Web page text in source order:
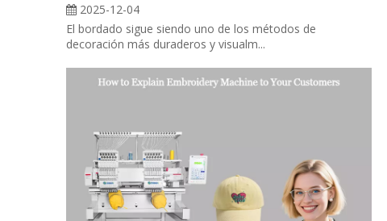
2025-12-04
El bordado sigue siendo uno de los métodos de
decoración más duraderos y visualm...